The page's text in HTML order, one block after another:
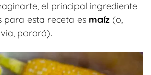
el principal ingrediente
para esta receta es maíz (o,
pororó).